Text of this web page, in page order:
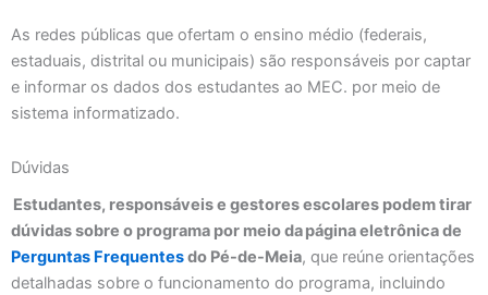
As redes públicas que ofertam o ensino médio (federais,
estaduais, distrital ou municipais) são responsáveis por captar
e informar os dados dos estudantes ao MEC. por meio de
sistema informatizado.
Dúvidas
Estudantes, responsáveis e gestores escolares podem tirar
dúvidas sobre o programa por meio da página eletrônica de
Perguntas Frequentesdo Pé-de-Meia, que reúne orientações
detalhadas sobre o funcionamento do programa, incluindo